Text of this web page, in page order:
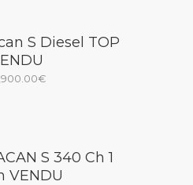
S Diesel TOP
€
S 340 Ch 1
VENDU